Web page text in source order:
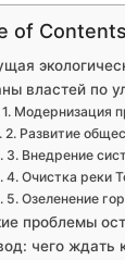
of Contents
властей по
1. Модернизация
2. Развитие
3. Внедрение
4. Очистка реки
5. Озеленение
проблемы
чего ждать